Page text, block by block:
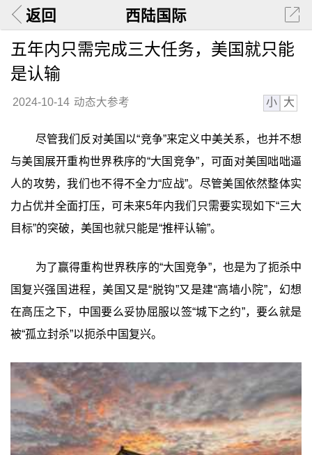
返回 西陆国际
五年内只需完成三大任务，美国就只能
是认输
2024-10-14 动态大参考 小 大
尽管我们反对美国以“竞争”来定义中美关系，也并不想
与美国展开重构世界秩序的“大国竞争”，可面对美国咄咄逼
人的攻势，我们也不得不全力“应战”。尽管美国依然整体实
力占优并全面打压，可未来5年内我们只需要实现如下“三大
目标”的突破，美国也就只能是“推枰认输”。
为了赢得重构世界秩序的“大国竞争”，也是为了扼杀中
国复兴强国进程，美国又是“脱钩”又是建“高墙小院”，幻想
在高压之下，中国要么妥协屈服以签“城下之约”，要么就是
被“孤立封杀”以扼杀中国复兴。